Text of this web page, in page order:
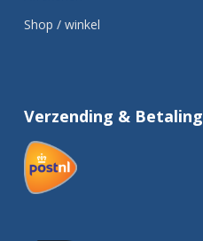
Shop / winkel
Verzending & Betaling